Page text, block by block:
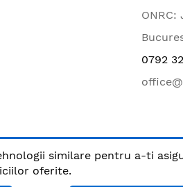
ONRC:
0792
similare pentru a-ti
oferite.